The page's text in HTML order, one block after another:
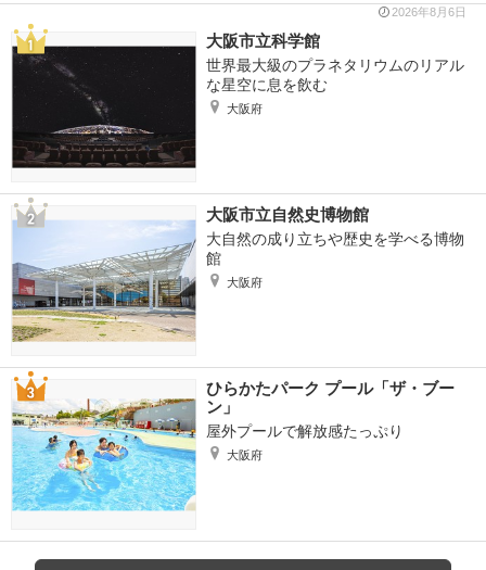
2026年8月6日
大阪市立科学館
世界最大級のプラネタリウムのリアル
な星空に息を飲む
大阪府
大阪市立自然史博物館
大自然の成り立ちや歴史を学べる博物
館
大阪府
ひらかたパーク プール「ザ・ブー
ン」
屋外プールで解放感たっぷり
大阪府